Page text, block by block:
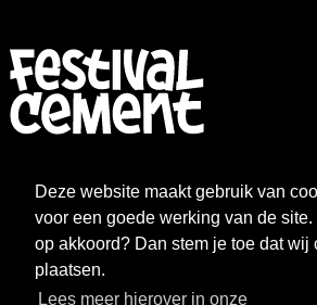
Deze website maakt gebruik van
voor een goede werking van de
op akkoord? Dan stem je toe dat wij
plaatsen.
Lees meer hierover in onze
WAT WE DOEN
OVER CEMENT
ARCHIEF
FAQ